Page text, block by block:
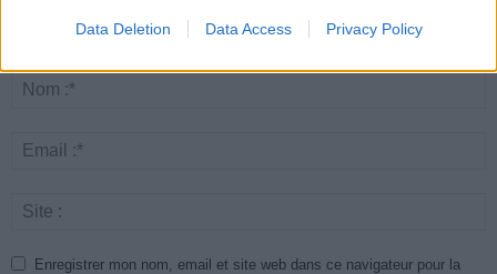
Data Deletion Data Access Privacy Policy
Enregistrer mon nom, email et site web dans ce navigateur pour la